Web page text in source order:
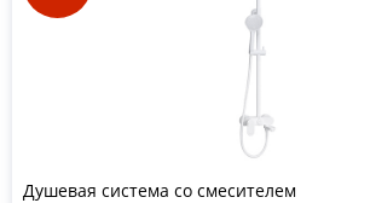
Душевая система со смесителем